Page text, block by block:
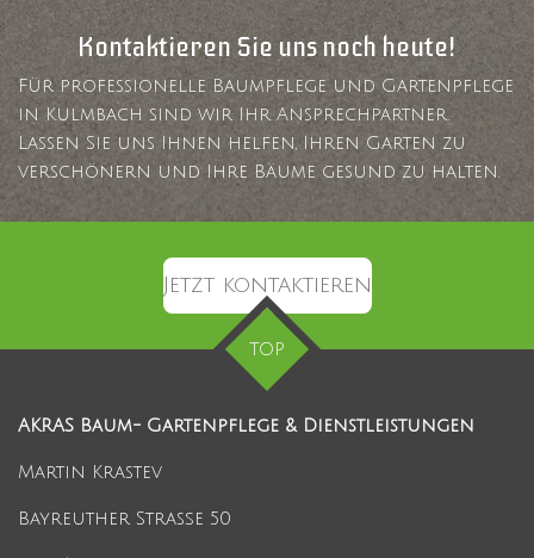
Kontaktieren Sie uns noch heute!
Für professionelle Baumpflege und Gartenpflege
in Kulmbach sind wir Ihr Ansprechpartner.
Lassen Sie uns Ihnen helfen, Ihren Garten zu
verschönern und Ihre Bäume gesund zu halten.
Jetzt kontaktieren
TOP
AKRAS Baum- Gartenpflege & Dienstleistungen
Martin Krastev
Bayreuther Straße 50